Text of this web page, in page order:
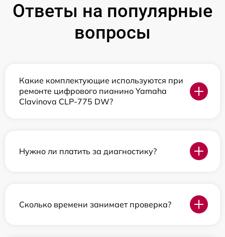
Ответы на популярные
вопросы
Какие комплектующие используются при
ремонте цифрового пианино Yamaha
Clavinova CLP-775 DW?
Нужно ли платить за диагностику?
Сколько времени занимает проверка?